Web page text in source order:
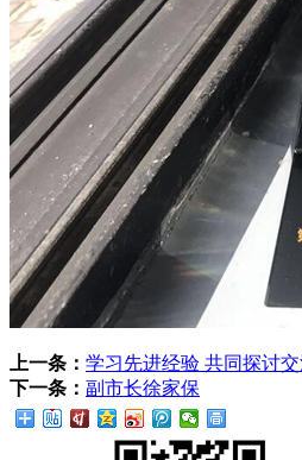
上一条： 学习先进经验 共同探讨
下一条： 副市长徐家保